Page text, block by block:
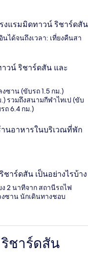
รงแรมมิดทาวน์ ริชาร์ดสัน
นได้จนถึงเวลา: เที่ยงคืนสา
วน์ ริชาร์ดสัน และ
ซาน (ขับรถ 1.5 กม.)
.) รวมถึงสนามกีฬาไทเป (ขับ
ถ 6.4 กม.)
นอาหารในบริเวณที่พัก
าร์ดสัน เป็นอย่างไรบ้าง
2 นาทีจาก สถานีรถไฟ
ซาน นักเดินทางชอบ
ชาร์ดสัน